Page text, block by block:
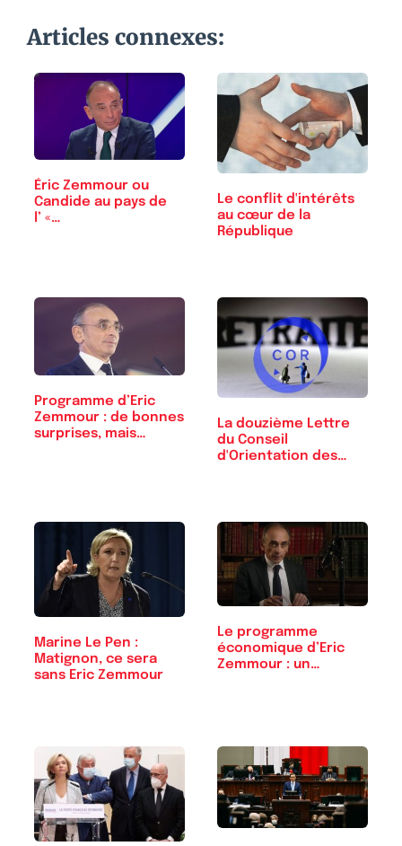
Articles connexes:
Éric Zemmour ou
Candide au pays de
l’ «…
Le conflit d'intérêts
au cœur de la
République
Programme d’Eric
Zemmour : de bonnes
surprises, mais…
La douzième Lettre
du Conseil
d'Orientation des
Marine Le Pen :
Matignon, ce sera
sans Eric Zemmour
Le programme
économique d’Eric
Zemmour : un